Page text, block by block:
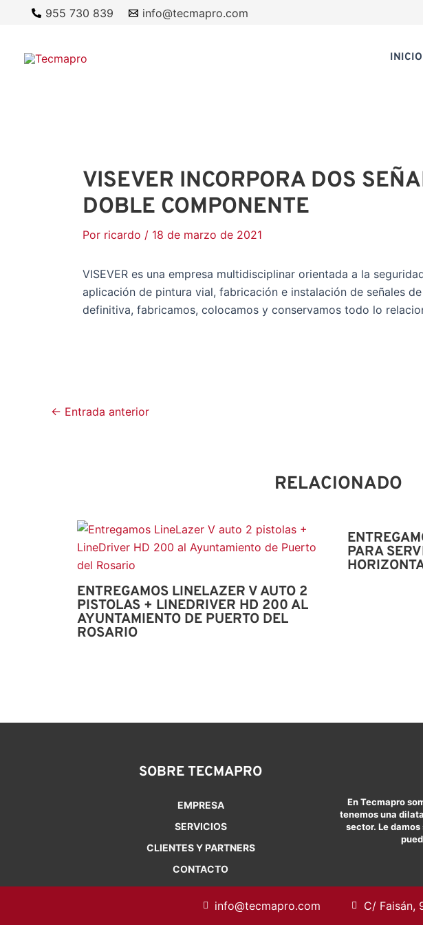
955 730 839 info@tecmapro.com
INICIO
VISEVER INCORPORA DOS
DOBLE COMPONENTE
Por ricardo / 18 de marzo de 2021
VISEVER es una empresa multidisciplinar orientada a la
aplicación de pintura vial, fabricación e instalación de señales
definitiva, fabricamos, colocamos y conservamos todo lo
← Entrada anterior
RELACIONADO
ENTREGAMOS LINELAZER V AUTO 2
PISTOLAS + LINEDRIVER HD 200 AL
AYUNTAMIENTO DE PUERTO DEL
ROSARIO
PARA
SOBRE TECMAPRO
EMPRESA
SERVICIOS
CLIENTES Y PARTNERS
CONTACTO
En Tecmapro
tenemos una
sector. Le
info@tecmapro.com C/ Faisán,